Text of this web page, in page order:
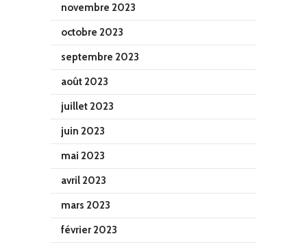
novembre 2023
octobre 2023
septembre 2023
août 2023
juillet 2023
juin 2023
mai 2023
avril 2023
mars 2023
février 2023